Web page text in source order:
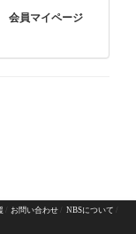
会員マイページ
お問い合わせ
NBSについて